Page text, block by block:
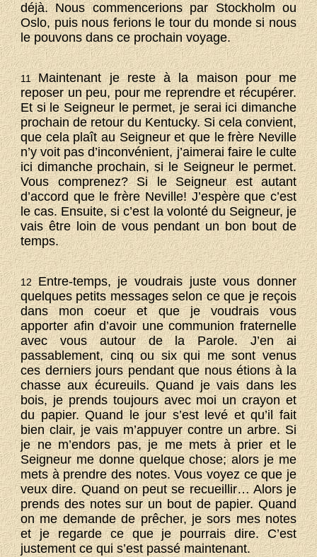
déjà. Nous commencerions par Stockholm ou
Oslo, puis nous ferions le tour du monde si nous
le pouvons dans ce prochain voyage.
11Maintenant je reste à la maison pour me
reposer un peu, pour me reprendre et récupérer.
Et si le Seigneur le permet, je serai ici dimanche
prochain de retour du Kentucky. Si cela convient,
que cela plaît au Seigneur et que le frère Neville
n’y voit pas d’inconvénient, j’aimerai faire le culte
ici dimanche prochain, si le Seigneur le permet.
Vous comprenez? Si le Seigneur est autant
d’accord que le frère Neville! J’espère que c’est
le cas. Ensuite, si c’est la volonté du Seigneur, je
vais être loin de vous pendant un bon bout de
temps.
12Entre-temps, je voudrais juste vous donner
quelques petits messages selon ce que je reçois
dans mon coeur et que je voudrais vous
apporter afin d’avoir une communion fraternelle
avec vous autour de la Parole. J’en ai
passablement, cinq ou six qui me sont venus
ces derniers jours pendant que nous étions à la
chasse aux écureuils. Quand je vais dans les
bois, je prends toujours avec moi un crayon et
du papier. Quand le jour s’est levé et qu’il fait
bien clair, je vais m’appuyer contre un arbre. Si
je ne m’endors pas, je me mets à prier et le
Seigneur me donne quelque chose; alors je me
mets à prendre des notes. Vous voyez ce que je
veux dire. Quand on peut se recueillir… Alors je
prends des notes sur un bout de papier. Quand
on me demande de prêcher, je sors mes notes
et je regarde ce que je pourrais dire. C’est
justement ce qui s’est passé maintenant.